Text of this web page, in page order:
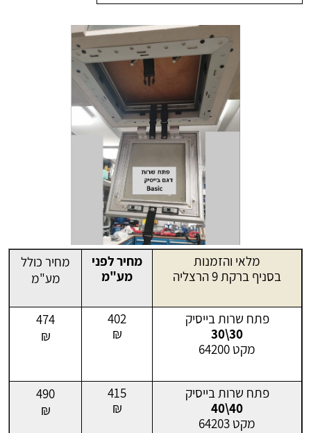
מלאי והזמנות
בסניף ברקת 9 הרצליה
מחיר לפני
מע"מ
מחיר כולל
מע"מ
פתח שרות בייסיק
30\30
מקט 64200
402
₪
474
₪
פתח שרות בייסיק
40\40
מקט 64203
415
₪
490
₪